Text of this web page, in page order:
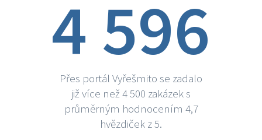
4 596
Přes portál Vyřešmito se zadalo
již více než 4 500 zakázek s
průměrným hodnocením 4,7
hvězdiček z 5.